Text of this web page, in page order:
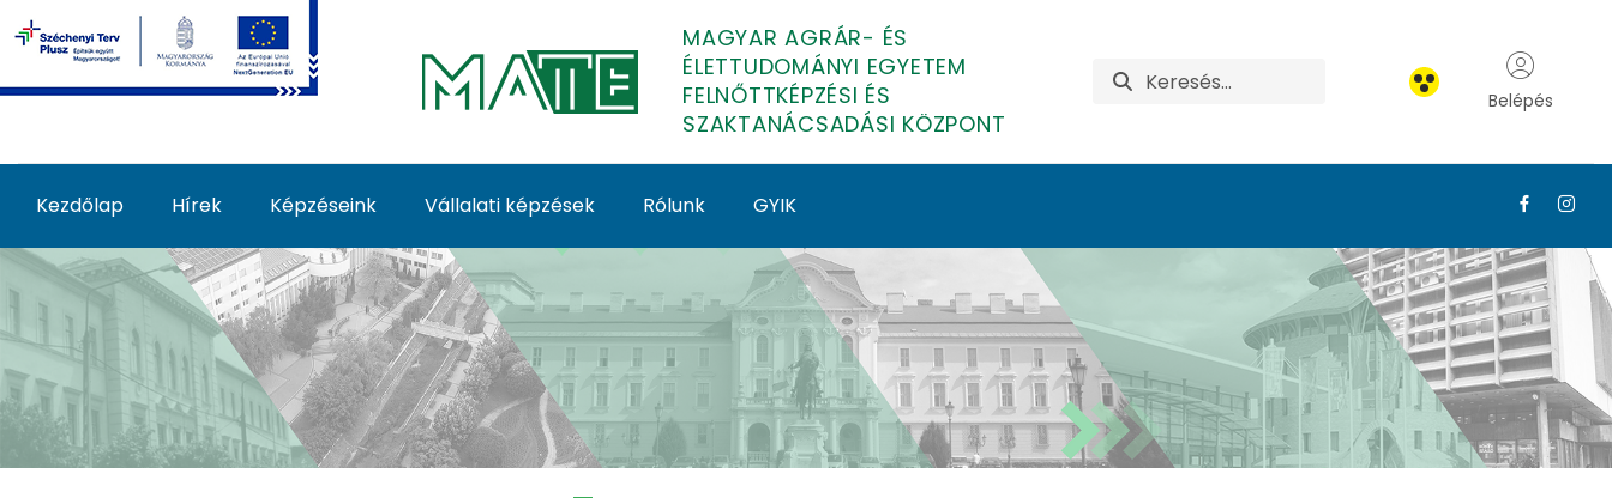
Ugrás a fő tartalomhoz
MAGYAR AGRÁR- ÉS
ÉLETTUDOMÁNYI EGYETEM
FELNŐTTKÉPZÉSI ÉS
SZAKTANÁCSADÁSI KÖZPONT
Belépés
Kezdőlap Hírek Képzéseink Vállalati képzések Rólunk GYIK
Képzéseink - MATE Felnőttképzés